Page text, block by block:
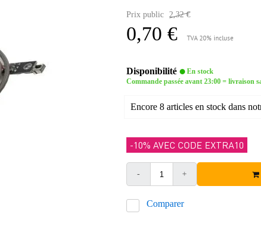
Prix public 2,32 €
0,70 € TVA 20% incluse
Disponibilité
En stock
Commande passée avant 23:00 = livraison
Encore 8 articles en stock dans
-10% AVEC CODE EXTRA10
- +
Comparer